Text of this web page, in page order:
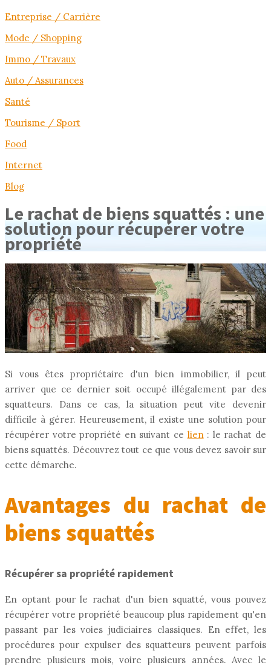
Entreprise / Carrière
Mode / Shopping
Immo / Travaux
Auto / Assurances
Santé
Tourisme / Sport
Food
Internet
Blog
Le rachat de biens squattés : une
solution pour récupérer votre
propriété
Si vous êtes propriétaire d'un bien immobilier, il peut
arriver que ce dernier soit occupé illégalement par des
squatteurs. Dans ce cas, la situation peut vite devenir
difficile à gérer. Heureusement, il existe une solution pour
récupérer votre propriété en suivant ce lien : le rachat de
biens squattés. Découvrez tout ce que vous devez savoir sur
cette démarche.
Avantages du rachat de
biens squattés
Récupérer sa propriété rapidement
En optant pour le rachat d'un bien squatté, vous pouvez
récupérer votre propriété beaucoup plus rapidement qu'en
passant par les voies judiciaires classiques. En effet, les
procédures pour expulser des squatteurs peuvent parfois
prendre plusieurs mois, voire plusieurs années. Avec le